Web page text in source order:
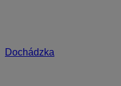
Dochádzka